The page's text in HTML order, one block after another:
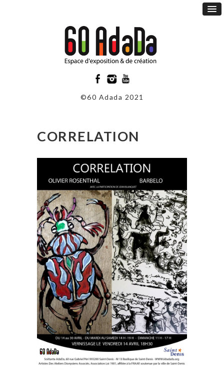
©60 Adada 2021
CORRELATION